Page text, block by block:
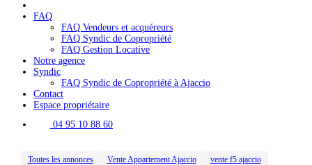
FAQ
FAQ Vendeurs et acquéreurs
FAQ Syndic de Copropriété
FAQ Gestion Locative
Notre agence
Syndic
FAQ Syndic de Copropriété à Ajaccio
Contact
Espace propriétaire
04 95 10 88 60
Toutes les annonces Vente Appartement Ajaccio vente f5 ajaccio